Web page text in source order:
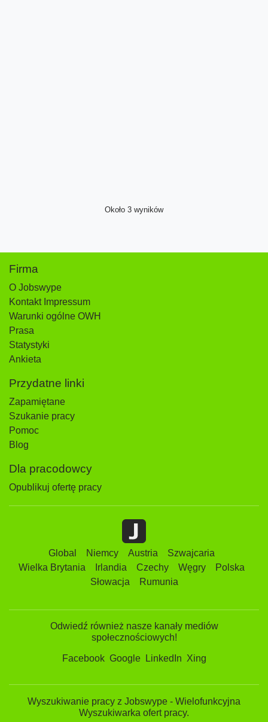
Około 3 wyników
Firma
O Jobswype
Kontakt Impressum
Warunki ogólne OWH
Prasa
Statystyki
Ankieta
Przydatne linki
Zapamiętane
Szukanie pracy
Pomoc
Blog
Dla pracodowcy
Opublikuj ofertę pracy
Global Niemcy Austria
Szwajcaria
Wielka Brytania
Irlandia Czechy Węgry
Polska
Słowacja
Rumunia
Odwiedź również nasze kanały mediów
społecznościowych!
Facebook Google LinkedIn Xing
Wyszukiwanie pracy z Jobswype - Wielofunkcyjna
Wyszukiwarka ofert pracy.